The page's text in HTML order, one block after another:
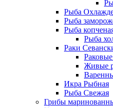
Рыба
Рыба
Рыба
Рыба
Раки
Живые
Икра Рыбная
Рыба Свежая
Грибы